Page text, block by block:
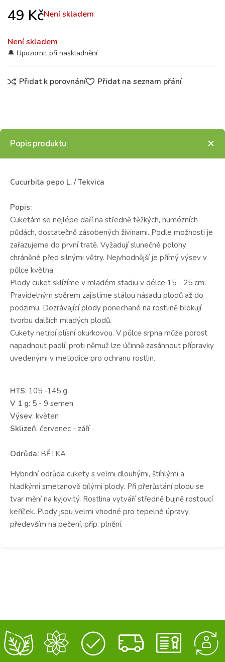
49 KčNení skladem
Není skladem
Přidat k porovnání Přidat na seznam přání
Popis produktu
Cucurbita pepo L. / Tekvica
Popis:
Cuketám se nejlépe daří na středně těžkých, humózních
půdách, dostatečně zásobených živinami. Podle možnosti je
zařazujeme do první tratě. Vyžadují slunečné polohy
chráněné před silnými větry. Nejvhodnější je přímý výsev v
půlce května.
Plody cuket sklízíme v mladém stadiu v délce 15 - 25 cm.
Pravidelným sběrem zajistíme stálou násadu plodů až do
podzimu. Dozrávající plody ponechané na rostlině blokují
tvorbu dalších mladých plodů.
Cukety netrpí plísní okurkovou. V půlce srpna může porost
napadnout padlí, proti němuž lze účinně zasáhnout přípravky
uvedenými v metodice pro ochranu rostlin.
HTS: 105 -145 g
V 1 g: 5 - 9 semen
Výsev: květen
Sklizeň: červenec - září
Odrůda: BĚTKA
Hybridní odrůda cukety s velmi dlouhými, štíhlými a
hladkými smetanově bílými plody. Při přerůstání plodu se
tvar mění na kyjovitý. Rostlina vytváří středně bujně rostoucí
keříček. Plody jsou velmi vhodné pro tepelné úpravy,
především na pečení, příp. plnění.